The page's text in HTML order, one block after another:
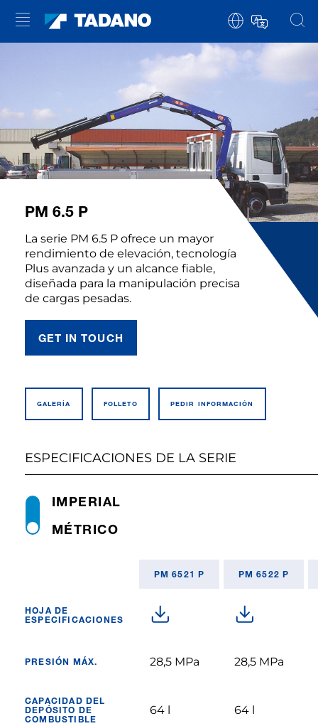
PM 6.5 P
La serie PM 6.5 P ofrece un mayor
rendimiento de elevación, tecnología
Plus avanzada y un alcance fiable,
diseñada para la manipulación precisa
de cargas pesadas.
GET IN TOUCH
GALERÍA FOLLETO PEDIR INFO­RMACIÓN
ESPECIFICACIONES DE LA SERIE
MÉTRICO
IMPERIAL
PM 6521 P PM 6522 P
HOJA DE
ESPECIFICACIONES
PRESIÓN MÁX. 28,5 MPa 28,5 MPa
CAPACIDAD DEL
DEPÓSITO DE
COMBUSTIBLE
64 l 64 l